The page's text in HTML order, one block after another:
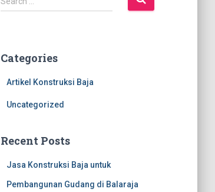
e
h
Categories
Artikel Konstruksi Baja
Uncategorized
Recent Posts
Jasa Konstruksi Baja untuk
Pembangunan Gudang di Balaraja